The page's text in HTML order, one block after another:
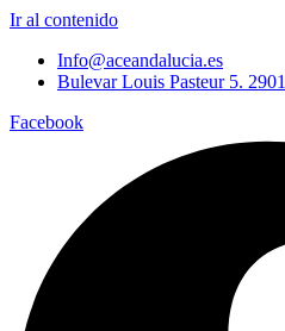
Ir al contenido
Info@aceandalucia.es
Bulevar Louis Pasteur 5.
Facebook